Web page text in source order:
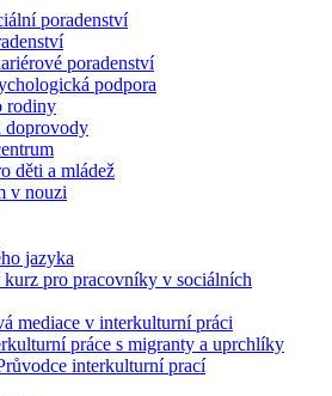
poradenství
poradenství
podpora
rodiny
doprovody
děti a mládež
v nouzi
jazyka
pro pracovníky v sociálních
mediace v interkulturní práci
práce s migranty a uprchlíky
interkulturní prací